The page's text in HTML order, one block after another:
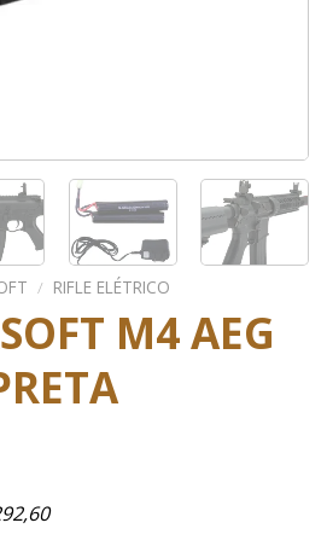
/ RIFLE ELÉTRICO
M4 AEG